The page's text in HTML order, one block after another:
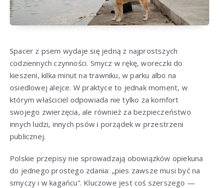
Spacer z psem wydaje się jedną z najprostszych
codziennych czynności. Smycz w rękę, woreczki do
kieszeni, kilka minut na trawniku, w parku albo na
osiedlowej alejce. W praktyce to jednak moment, w
którym właściciel odpowiada nie tylko za komfort
swojego zwierzęcia, ale również za bezpieczeństwo
innych ludzi, innych psów i porządek w przestrzeni
publicznej.
Polskie przepisy nie sprowadzają obowiązków opiekuna
do jednego prostego zdania: „pies zawsze musi być na
smyczy i w kagańcu”. Kluczowe jest coś szerszego —